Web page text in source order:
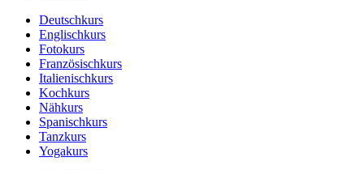
Deutschkurs
Englischkurs
Fotokurs
Französischkurs
Italienischkurs
Kochkurs
Nähkurs
Spanischkurs
Tanzkurs
Yogakurs